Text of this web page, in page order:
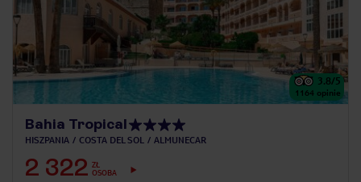
3.8/5
1164 opinie
Bahia Tropical
HISZPANIA COSTA DEL SOL ALMUNECAR
2 322 ZŁ
OSOBA